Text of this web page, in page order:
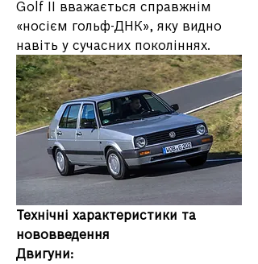
Golf II вважається справжнім
«носієм гольф-ДНК», яку видно
навіть у сучасних поколіннях.
Технічні характеристики та
нововведення
Двигуни: